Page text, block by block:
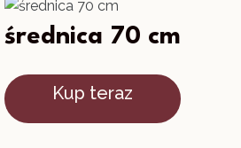
średnica 70 cm
Kup teraz